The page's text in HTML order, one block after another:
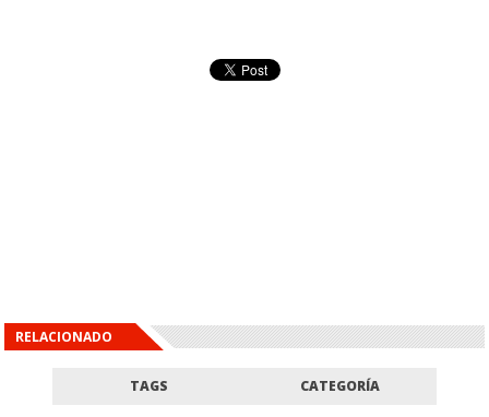
RELACIONADO
TAGS CATEGORÍA